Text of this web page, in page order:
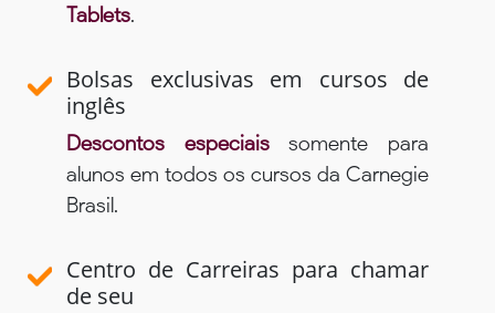
Tablets.
Bolsas exclusivas em cursos de
inglês
Descontos especiaissomente para
alunos em todos os cursos da Carnegie
Brasil.
Centro de Carreiras para chamar
de seu